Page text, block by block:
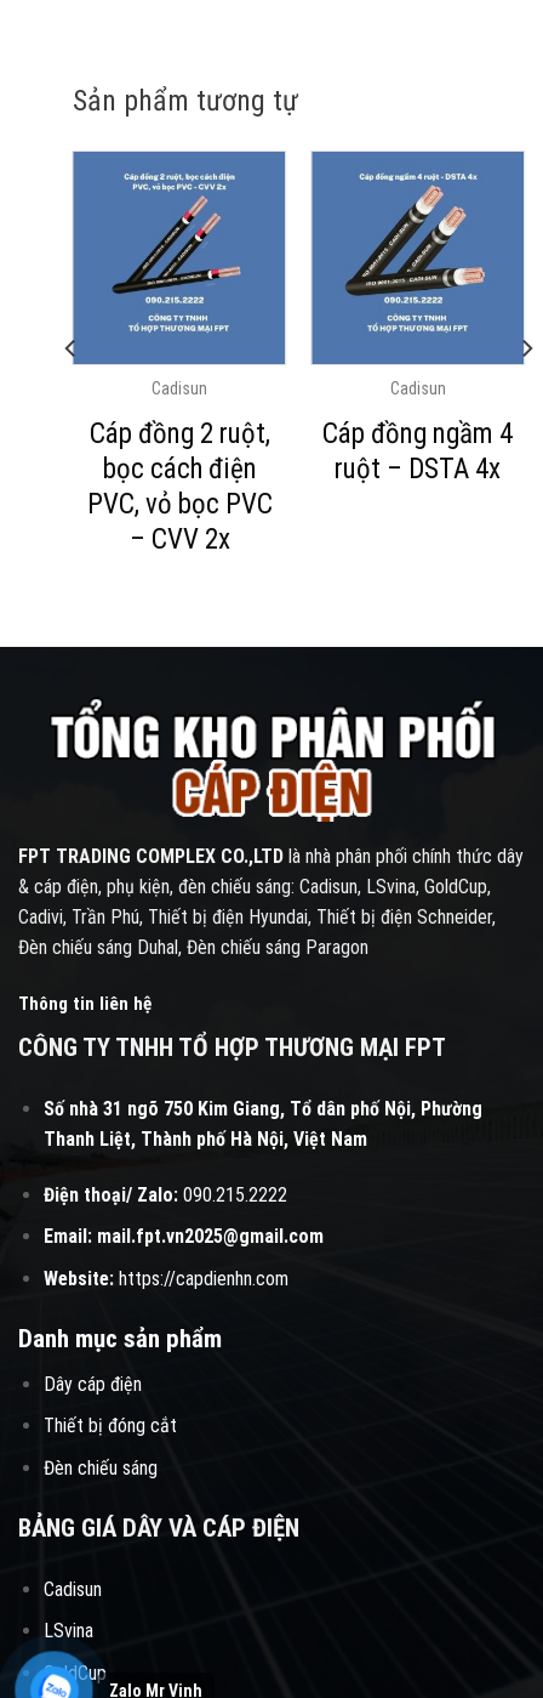
Sản phẩm tương tự
Cadisun
Cáp đồng 2 ruột,
bọc cách điện
PVC, vỏ bọc PVC
– CVV 2x
Cadisun
Cáp đồng ngầm 4
ruột – DSTA 4x
FPT TRADING COMPLEX CO.,LTD là nhà phân phối chính thức dây
& cáp điện, phụ kiện, đèn chiếu sáng: Cadisun, LSvina, GoldCup,
Cadivi, Trần Phú, Thiết bị điện Hyundai, Thiết bị điện Schneider,
Đèn chiếu sáng Duhal, Đèn chiếu sáng Paragon
Thông tin liên hệ
CÔNG TY TNHH TỔ HỢP THƯƠNG MẠI FPT
Số nhà 31 ngõ 750 Kim Giang, Tổ dân phố Nội, Phường
Thanh Liệt, Thành phố Hà Nội, Việt Nam
Điện thoại/ Zalo:090.215.2222
Email: mail.fpt.vn2025@gmail.com
Website: https://capdienhn.com
Danh mục sản phẩm
Dây cáp điện
Thiết bị đóng cắt
Đèn chiếu sáng
BẢNG GIÁ DÂY VÀ CÁP ĐIỆN
Cadisun
LSvina
GoldCup